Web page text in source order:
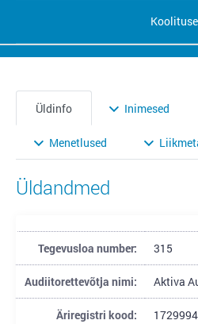
Üldinfo Inimesed
Menetlused
Üldandmed
Tegevusloa number: 315
Audiitorettevõtja nimi: Aktiva
Äriregistri kood: